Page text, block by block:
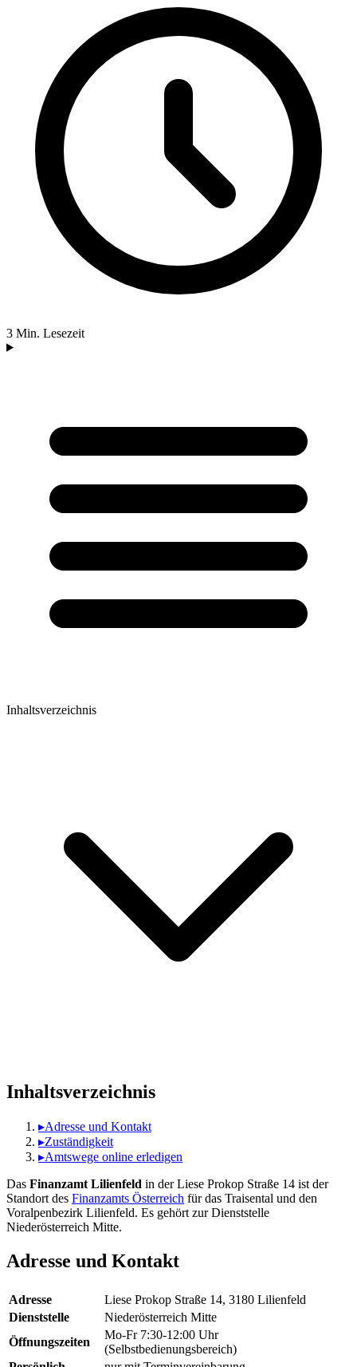
3 Min. Lesezeit
Inhaltsverzeichnis
Inhaltsverzeichnis
▸Adresse und Kontakt
▸Zuständigkeit
▸Amtswege online erledigen
Das Finanzamt Lilienfeld in der Liese Prokop Straße 14 ist der
Standort des Finanzamts Österreich für das Traisental und den
Voralpenbezirk Lilienfeld. Es gehört zur Dienststelle
Niederösterreich Mitte.
Adresse und Kontakt
Adresse
Liese Prokop Straße 14, 3180 Lilienfeld
Dienststelle
Niederösterreich Mitte
Öffnungszeiten
Mo-Fr 7:30-12:00 Uhr
(Selbstbedienungsbereich)